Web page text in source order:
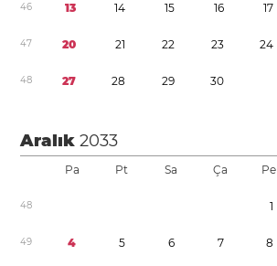
46 13 14 15 16 17
47 20 21 22 23 24
48 27 28 29 30
Aralık2033
Pa Pt Sa Ça Pe
48 1
49 4 5 6 7 8